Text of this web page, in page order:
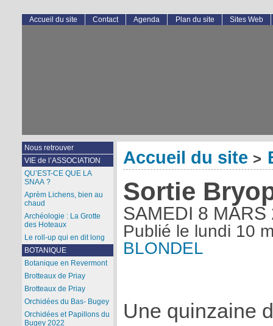
Accueil du site >
Sortie
SAMEDI 8 MARS
Publié le lundi 10
BLONDEL
Une quinzaine
Accueil du site Contact Agenda Plan du site Sites Web
Nous retrouver
VIE de l’ASSOCIATION
QU’EST-CE QUE LA
SNAA ?
Aprèm Lichens, bien au
chaud
Archéologie : La Grotte
des Hoteaux
Le roll-up qui en dit long
BOTANIQUE
Botanique en Revermont
Brotteaux de Priay
Brotteaux de Priay
Orchidées du Bas- Bugey
Orchidées et Papillons du
Bugey 2022